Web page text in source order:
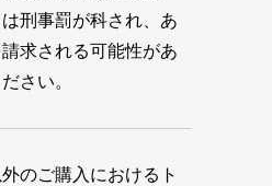
刑事罰が科され、あ
求される可能性があ
さい。
のご購入におけるト